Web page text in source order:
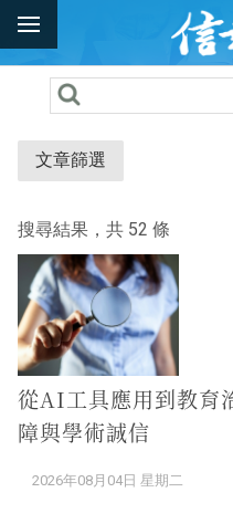
文章篩選
搜尋結果，共 52 條
從AI工具應用到教育
障與學術誠信
2026年08月04日 星期二